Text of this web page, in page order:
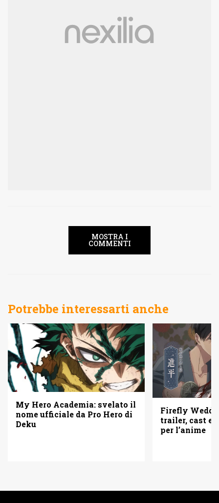
MOSTRA I
COMMENTI
Potrebbe interessarti anche
My Hero Academia: svelato il
nome ufficiale da Pro Hero di
Deku
Firefly
trailer, cast e
per l’anime